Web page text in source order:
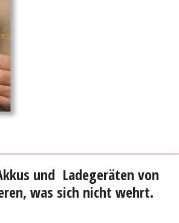
und Ladegeräten von
was sich nicht wehrt.